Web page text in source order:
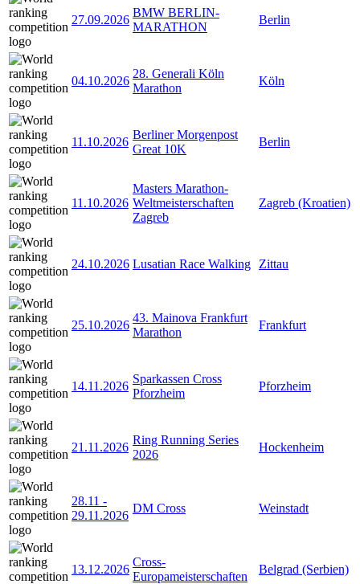
27.09.2026
BMW BERLIN-
MARATHON
Berlin
04.10.2026
28. Generali Köln
Marathon
Köln
11.10.2026
Berliner Morgenpost
Great 10K
Berlin
11.10.2026
Masters Marathon-
Weltmeisterschaften
Zagreb
Zagreb (Kroatien)
24.10.2026 Lusatian Race Walking Zittau
25.10.2026
43. Mainova Frankfurt
Marathon
Frankfurt
14.11.2026
Sparkassen Cross
Pforzheim
Pforzheim
21.11.2026
Ring Running Series
2026
Hockenheim
28.11 -
29.11.2026
DM Cross Weinstadt
13.12.2026
Cross-
Europameisterschaften
Belgrad (Serbien)